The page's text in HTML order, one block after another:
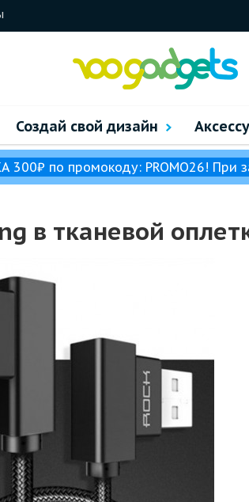
Создай свой дизайн
300₽ по промокоду: PROMO26! При
в тканевой